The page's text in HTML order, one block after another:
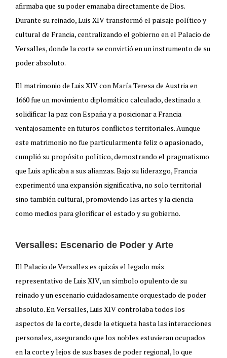
afirmaba que su poder emanaba directamente de Dios.
Durante su reinado, Luis XIV transformó el paisaje político y
cultural de Francia, centralizando el gobierno en el Palacio de
Versalles, donde la corte se convirtió en un instrumento de su
poder absoluto.
El matrimonio de Luis XIV con María Teresa de Austria en
1660 fue un movimiento diplomático calculado, destinado a
solidificar la paz con España y a posicionar a Francia
ventajosamente en futuros conflictos territoriales. Aunque
este matrimonio no fue particularmente feliz o apasionado,
cumplió su propósito político, demostrando el pragmatismo
que Luis aplicaba a sus alianzas. Bajo su liderazgo, Francia
experimentó una expansión significativa, no solo territorial
sino también cultural, promoviendo las artes y la ciencia
como medios para glorificar el estado y su gobierno.
Versalles: Escenario de Poder y Arte
El Palacio de Versalles es quizás el legado más
representativo de Luis XIV, un símbolo opulento de su
reinado y un escenario cuidadosamente orquestado de poder
absoluto. En Versalles, Luis XIV controlaba todos los
aspectos de la corte, desde la etiqueta hasta las interacciones
personales, asegurando que los nobles estuvieran ocupados
en la corte y lejos de sus bases de poder regional, lo que